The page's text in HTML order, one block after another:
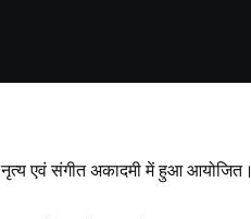
नृत्य एवं संगीत अकादमी में हुआ आयोजित।